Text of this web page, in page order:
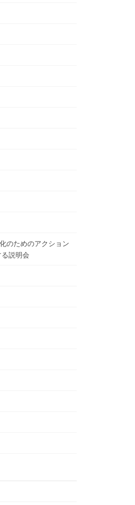
のためのアクション
説明会